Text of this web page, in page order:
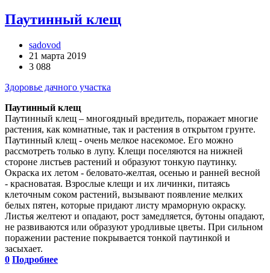
Паутинный клещ
sadovod
21 марта 2019
3 088
Здоровье дачного участка
Паутинный клещ
Паутинный клещ – многоядный вредитель, поражает многие
растения, как комнатные, так и растения в открытом грунте.
Паутинный клещ - очень мелкое насекомое. Его можно
рассмотреть только в лупу. Клещи поселяются на нижней
стороне листьев растений и образуют тонкую паутинку.
Окраска их летом - беловато-желтая, осенью и ранней весной
- красноватая. Взрослые клещи и их личинки, питаясь
клеточным соком растений, вызывают появление мелких
белых пятен, которые придают листу мраморную окраску.
Листья желтеют и опадают, рост замедляется, бутоны опадают,
не развиваются или образуют уродливые цветы. При сильном
поражении растение покрывается тонкой паутинкой и
засыхает.
0 Подробнее